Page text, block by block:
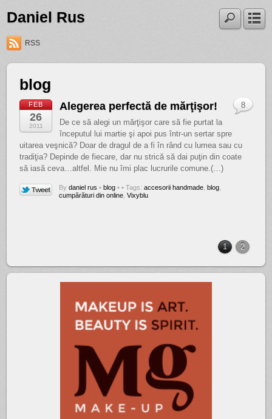
Daniel Rus
RSS
blog
FEB
26
2011
Alegerea perfectă de mărţişor!
De ce să alegi un mărţişor care să fie purtat la
începutul lui martie şi apoi pus într-un sertar spre
uitarea veşnică? Doar de dragul de a fi în rând cu lumea sau cu
tradiţia? Depinde de fiecare, dar nu strică să dai puţin din coate
să iasă ceva…altfel. Mie nu îmi plac lucrurile comune.(…)
Bydaniel rus • blog •
8
• Tags:accesorii handmade ,blog
cumpărături din online ,Vixyblu
1 2